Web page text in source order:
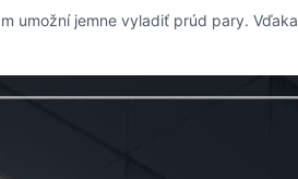
umožní jemne vyladiť prúd pary. Vďaka